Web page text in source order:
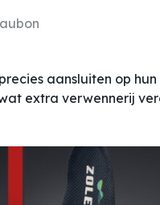
aansluiten op
extra verwennerij